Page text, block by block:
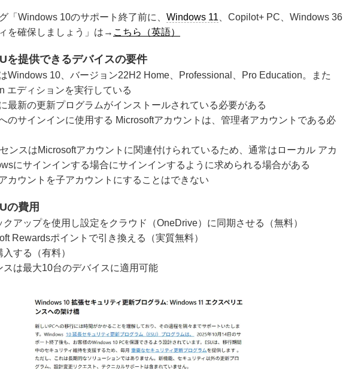
「Windows 10のサポート終了前に、 Windows 11 、Copilot+ PC、Windows 36
を確保しましょう」は→ こちら（英語）
を提供できるデバイスの要件
Windows 10、バージョン22H2 Home、Professional、Pro Education。また
エディションを実行している
最新の更新プログラムがインストールされている必要がある
のサインインに使用する Microsoftアカウントは、管理者アカウントである必
ンスはMicrosoftアカウントに関連付けられているため、通常はローカル アカ
にサインインする場合にサインインするように求められる場合がある
カウントを子アカウントにすることはできない
の費用
クアップを使用し設定をクラウド（OneDrive）に同期させる（無料）
Rewardsポイントで引き換える（実質無料）
入する（有料）
は最大10台のデバイスに適用可能